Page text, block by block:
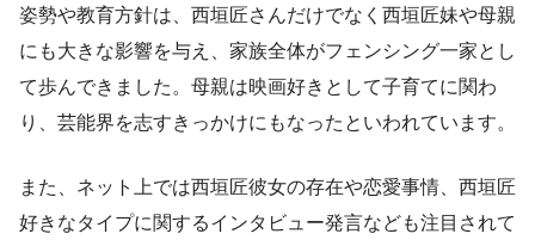
姿勢や教育方針は、西垣匠さんだけでなく西垣匠妹や母親
にも大きな影響を与え、家族全体がフェンシング一家とし
て歩んできました。母親は映画好きとして子育てに関わ
り、芸能界を志すきっかけにもなったといわれています。
また、ネット上では西垣匠彼女の存在や恋愛事情、西垣匠
好きなタイプに関するインタビュー発言なども注目されて